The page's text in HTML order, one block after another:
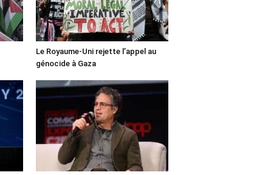
Le Royaume-Uni rejette l’appel au
génocide à Gaza